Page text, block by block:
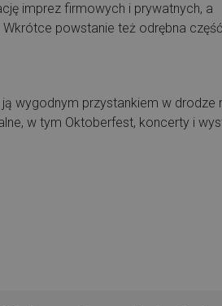
imprez firmowych i prywatnych, a
powstanie też odrębna część
wygodnym przystankiem w drodze
w tym Oktoberfest, koncerty i